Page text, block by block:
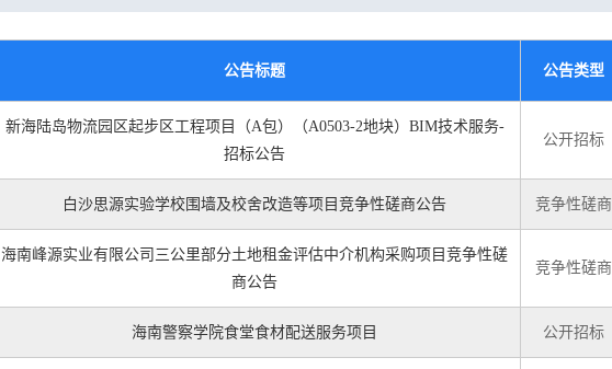
公告标题 公告类型
新海陆岛物流园区起步区工程项目（A包）（A0503-2地块）BIM技术服务-
招标公告
公开招标
白沙思源实验学校围墙及校舍改造等项目竞争性磋商公告 竞争性磋商
海南峰源实业有限公司三公里部分土地租金评估中介机构采购项目竞争性磋
商公告
竞争性磋商
海南警察学院食堂食材配送服务项目 公开招标